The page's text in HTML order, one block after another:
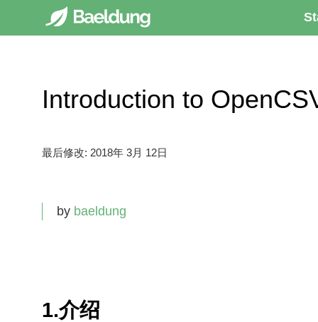
Introduction to
最后修改: 2018年 3月 12日
by baeldung
1.介绍